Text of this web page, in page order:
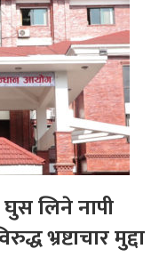
घुस लिने नापी
भ्रष्टाचार मुद्दा